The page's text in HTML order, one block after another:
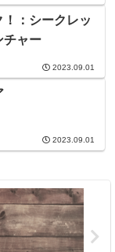
！：シークレッ
チャー
2023.09.01
2023.09.01